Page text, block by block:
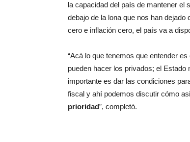
la capacidad del país de mantener el
debajo de la lona que nos han
cero e inflación cero, el país va a
“Acá lo que tenemos que entender
pueden hacer los privados; el
importante es dar las condiciones
fiscal y ahí podemos discutir cómo
prioridad”, completó.